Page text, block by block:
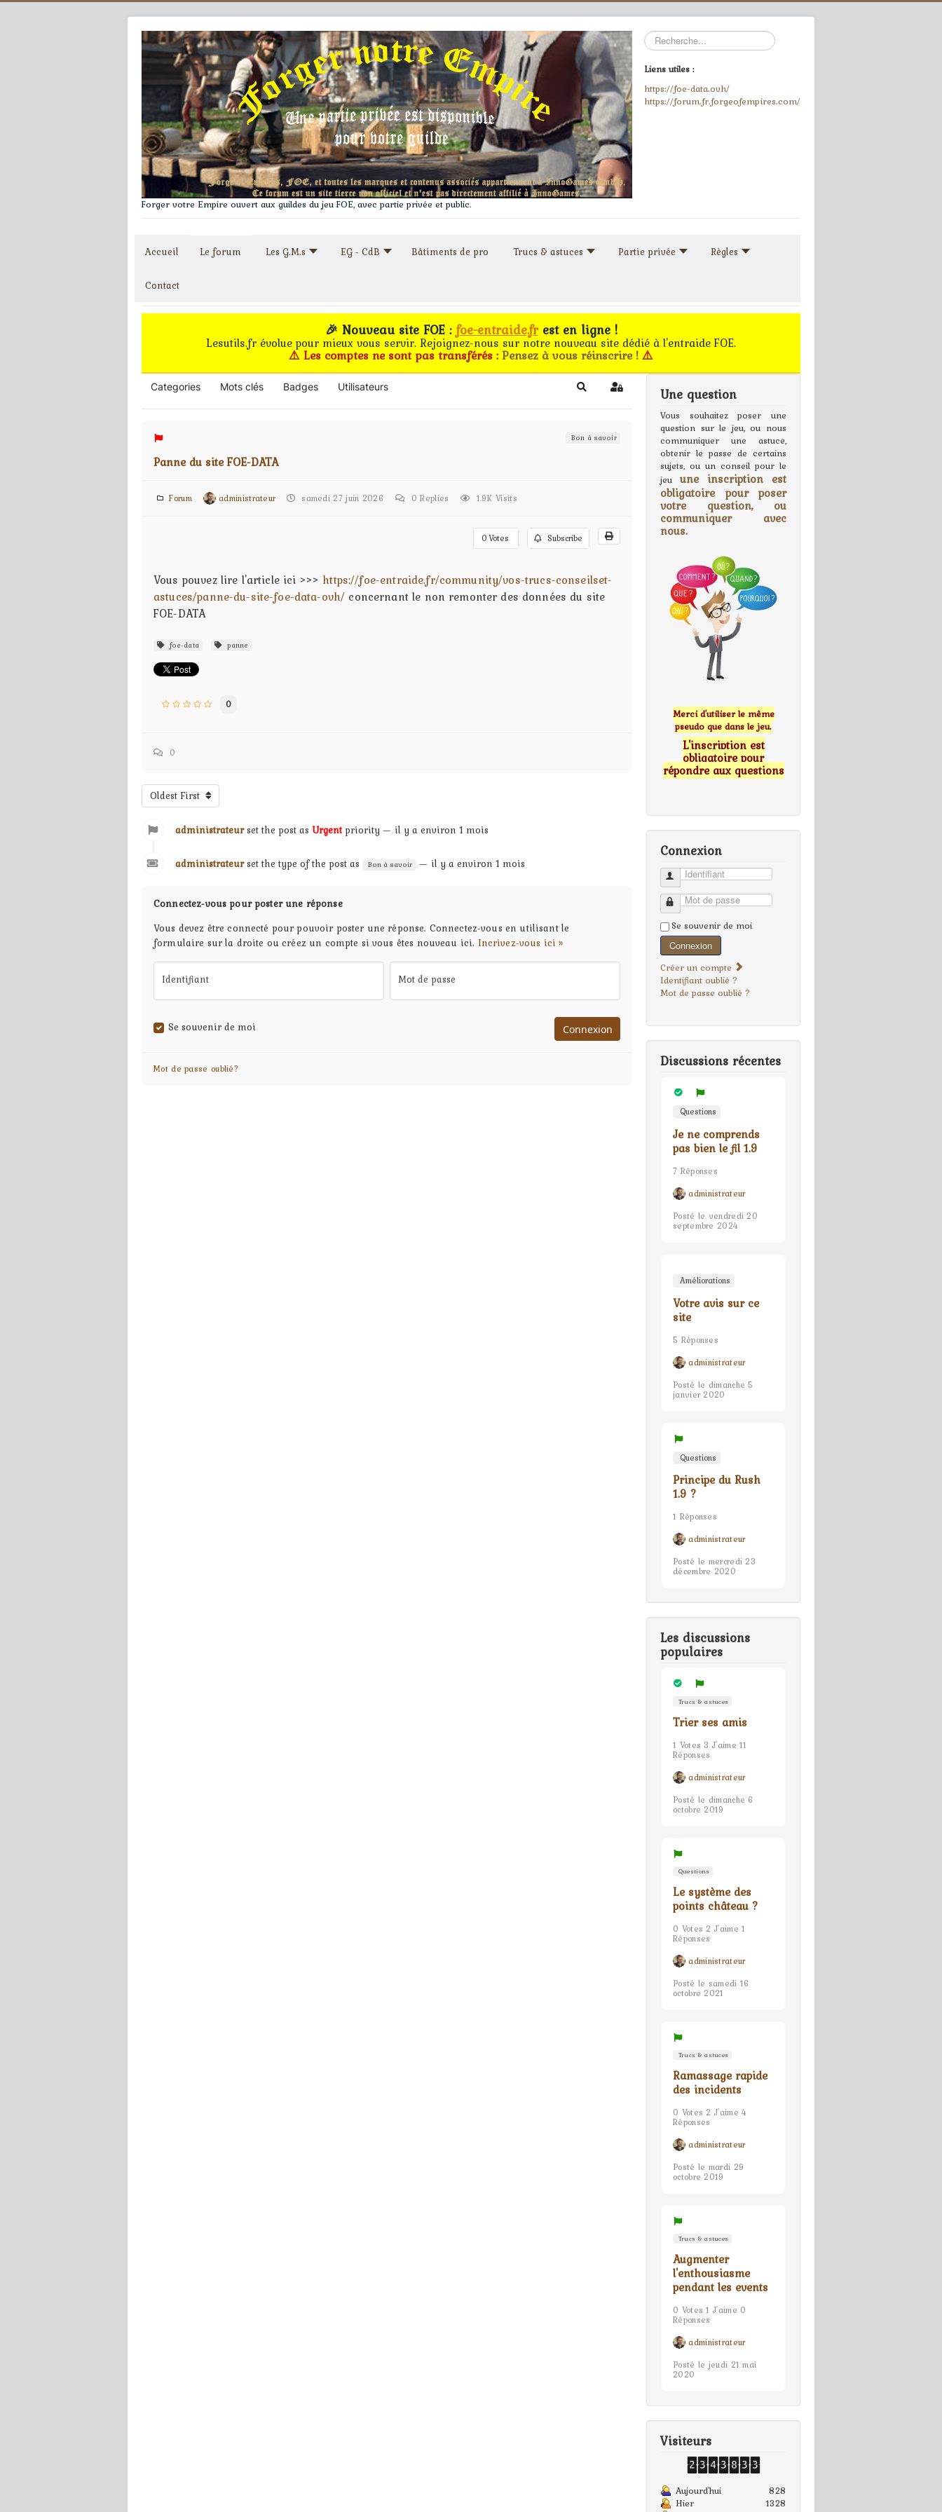
Forger votre Empire ouvert aux guildes du jeu FOE, avec partie privée et public.
Rechercher
Liens utiles :
https://foe-data.ovh/
https://forum.fr.forgeofempires.com/
Accueil Le forum Les G.M.s EG - CdB Bâtiments de pro Trucs & astuces Partie privée Règles
Contact
🎉 Nouveau site FOE :foe-entraide.frest en ligne !
Lesutils.fr évolue pour mieux vous servir. Rejoignez-nous sur notre nouveau site dédié à l'entraide FOE.
⚠️ Les comptes ne sont pas transférés :Pensez à vous réinscrire !⚠️
Categories Mots clés Badges Utilisateurs Search Sign In
Bon à savoir
Panne du site FOE-DATA
Forum administrateur samedi 27 juin 2026 0 Replies 1.9K Visits
0Votes Subscribe
Vous pouvez lire l'article ici >>> https://foe-entraide.fr/community/vos-trucs-conseilset-
astuces/panne-du-site-foe-data-ovh/ concernant le non remonter des données du site
FOE-DATA
foe-data panne
0
0
Oldest First
administrateur set the post as Urgentpriority — il y a environ 1 mois
administrateur set the type of the post as Bon à savoir — il y a environ 1 mois
Connectez-vous pour poster une réponse
Vous devez être connecté pour pouvoir poster une réponse. Connectez-vous en utilisant le
formulaire sur la droite ou créez un compte si vous êtes nouveau ici. Incrivez-vous ici »
Identifiant Mot de passe
Se souvenir de moi
Mot de passe oublié?
Une question
Vous souhaitez poser une
question sur le jeu, ou nous
communiquer une astuce,
obtenir le passe de certains
sujets, ou un conseil pour le
jeu une inscription est
obligatoire pour poser
votre question, ou
communiquer avec
nous.
Merci d'utiliser le même
pseudo que dans le jeu.
L'inscription est
obligatoire pour
répondre aux questions
Connexion
Identifiant
Mot de passe
Se souvenir de moi
Connexion
Créer un compte
Identifiant oublié ?
Mot de passe oublié ?
Discussions récentes
Questions
Je ne comprends
pas bien le fil 1.9
7 Réponses
administrateur
Posté le vendredi 20
septembre 2024
Améliorations
Votre avis sur ce
site
5 Réponses
administrateur
Posté le dimanche 5
janvier 2020
Questions
Principe du Rush
1.9 ?
1 Réponses
administrateur
Posté le mercredi 23
décembre 2020
Les discussions
populaires
Trucs & astuces
Trier ses amis
1 Votes 3 J'aime 11
Réponses
administrateur
Posté le dimanche 6
octobre 2019
Questions
Le système des
points château ?
0 Votes 2 J'aime 1
Réponses
administrateur
Posté le samedi 16
octobre 2021
Trucs & astuces
Ramassage rapide
des incidents
0 Votes 2 J'aime 4
Réponses
administrateur
Posté le mardi 29
octobre 2019
Trucs & astuces
Augmenter
l'enthousiasme
pendant les events
0 Votes 1 J'aime 0
Réponses
administrateur
Posté le jeudi 21 mai
2020
Visiteurs
Aujourd'hui
828
Hier
1328